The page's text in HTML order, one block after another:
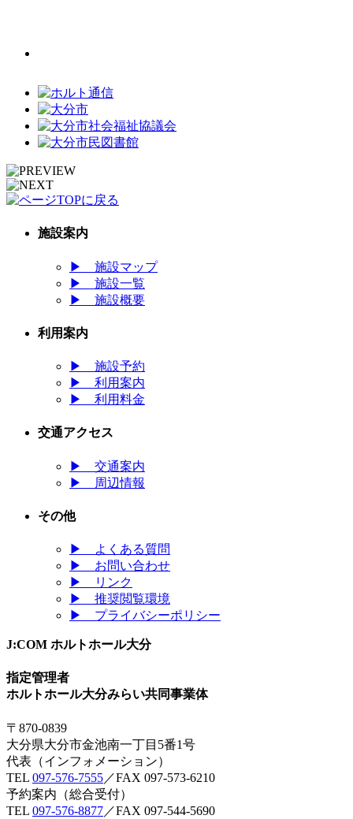
施設案内
▶ 施設マップ
▶ 施設一覧
▶ 施設概要
利用案内
▶ 施設予約
▶ 利用案内
▶ 利用料金
交通アクセス
▶ 交通案内
▶
周辺情報
その他
▶
よくある質問
▶ お問い合わせ
▶
リンク
▶ 推奨閲覧環境
▶ プライバシーポリシー
J:COM ホルトホール大分
指定管理者
ホルトホール大分みらい共同事業体
〒870-0839
大分県大分市金池南一丁目5番1号
代表（インフォメーション）
TEL 097-576-7555／FAX 097-573-6210
予約案内（総合受付）
TEL 097-576-8877／FAX 097-544-5690